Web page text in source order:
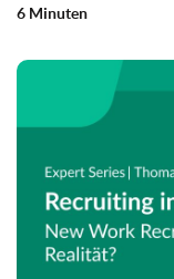
6 Minuten